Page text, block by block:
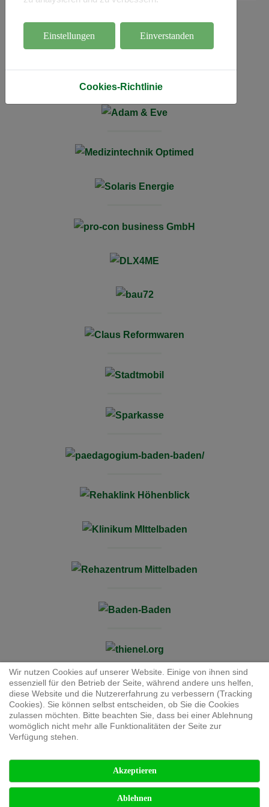
JB Cookies
Einstellungen Einverstanden
Cookies-Richtlinie
Wir nutzen Cookies auf unserer Website. Einige von ihnen sind
essenziell für den Betrieb der Seite, während andere uns helfen,
diese Website und die Nutzererfahrung zu verbessern (Tracking
Cookies). Sie können selbst entscheiden, ob Sie die Cookies
zulassen möchten. Bitte beachten Sie, dass bei einer Ablehnung
womöglich nicht mehr alle Funktionalitäten der Seite zur
Verfügung stehen.
Akzeptieren
Ablehnen